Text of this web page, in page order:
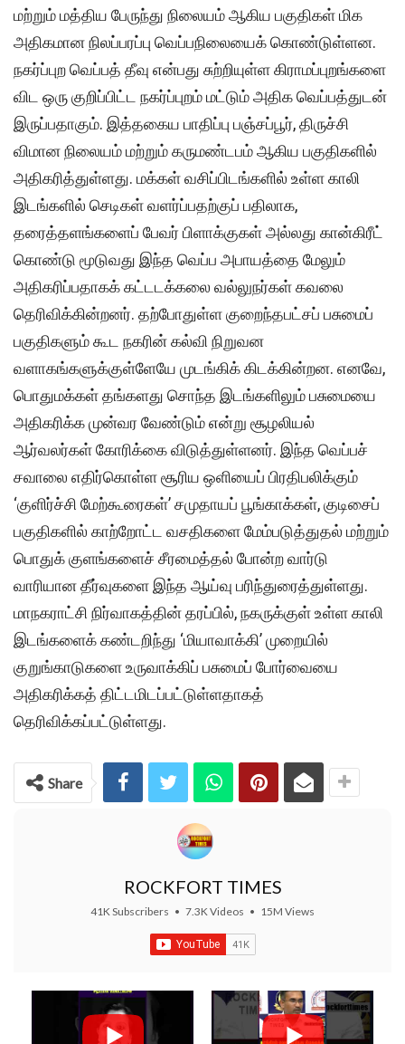
மற்றும் மத்திய பேருந்து நிலையம் ஆகிய பகுதிகள் மிக
அதிகமான நிலப்பரப்பு வெப்பநிலையைக் கொண்டுள்ளன.
நகர்ப்புற வெப்பத் தீவு என்பது சுற்றியுள்ள கிராமப்புறங்களை
விட ஒரு குறிப்பிட்ட நகர்ப்புறம் மட்டும் அதிக வெப்பத்துடன்
இருப்பதாகும். இத்தகைய பாதிப்பு பஞ்சப்பூர், திருச்சி
விமான நிலையம் மற்றும் கருமண்டபம் ஆகிய பகுதிகளில்
அதிகரித்துள்ளது. மக்கள் வசிப்பிடங்களில் உள்ள காலி
இடங்களில் செடிகள் வளர்ப்பதற்குப் பதிலாக,
தரைத்தளங்களைப் பேவர் பிளாக்குகள் அல்லது கான்கிரீட்
கொண்டு மூடுவது இந்த வெப்ப அபாயத்தை மேலும்
அதிகரிப்பதாகக் கட்டடக்கலை வல்லுநர்கள் கவலை
தெரிவிக்கின்றனர். தற்போதுள்ள குறைந்தபட்சப் பசுமைப்
பகுதிகளும் கூட நகரின் கல்வி நிறுவன
வளாகங்களுக்குள்ளேயே முடங்கிக் கிடக்கின்றன. எனவே,
பொதுமக்கள் தங்களது சொந்த இடங்களிலும் பசுமையை
அதிகரிக்க முன்வர வேண்டும் என்று சூழலியல்
ஆர்வலர்கள் கோரிக்கை விடுத்துள்ளனர். இந்த வெப்பச்
சவாலை எதிர்கொள்ள சூரிய ஒளியைப் பிரதிபலிக்கும்
‘குளிர்ச்சி மேற்கூரைகள்’ சமுதாயப் பூங்காக்கள், குடிசைப்
பகுதிகளில் காற்றோட்ட வசதிகளை மேம்படுத்துதல் மற்றும்
பொதுக் குளங்களைச் சீரமைத்தல் போன்ற வார்டு
வாரியான தீர்வுகளை இந்த ஆய்வு பரிந்துரைத்துள்ளது.
மாநகராட்சி நிர்வாகத்தின் தரப்பில், நகருக்குள் உள்ள காலி
இடங்களைக் கண்டறிந்து ‘மியாவாக்கி’ முறையில்
குறுங்காடுகளை உருவாக்கிப் பசுமைப் போர்வையை
அதிகரிக்கத் திட்டமிடப்பட்டுள்ளதாகத்
தெரிவிக்கப்பட்டுள்ளது.
Share
ROCKFORT TIMES
41K Subscribers • 7.3K Videos • 15M Views